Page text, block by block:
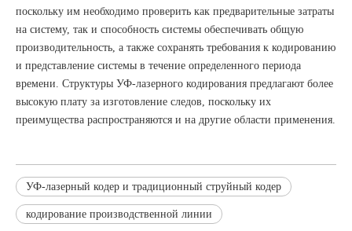
поскольку им необходимо проверить как предварительные затраты
на систему, так и способность системы обеспечивать общую
производительность, а также сохранять требования к кодированию
и представление системы в течение определенного периода
времени. Структуры УФ-лазерного кодирования предлагают более
высокую плату за изготовление следов, поскольку их
преимущества распространяются и на другие области применения.
УФ-лазерный кодер и традиционный струйный кодер
кодирование производственной линии